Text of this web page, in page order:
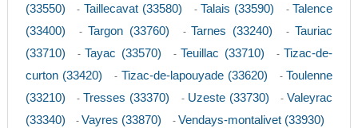
(33550)
- Taillecavat (33580) - Talais (33590) - Talence
(33400)
- Targon (33760) - Tarnes (33240) - Tauriac
(33710)
- Tayac (33570) - Teuillac (33710) - Tizac-de-
curton (33420)
- Tizac-de-lapouyade (33620) - Toulenne
(33210)
- Tresses (33370) - Uzeste (33730) - Valeyrac
(33340)
- Vayres (33870) - Vendays-montalivet (33930)